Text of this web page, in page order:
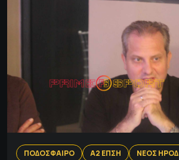
ΠΟΔΟΣΦΑΙΡΟ Α2 ΕΠΣΗ ΝΕΟΣ